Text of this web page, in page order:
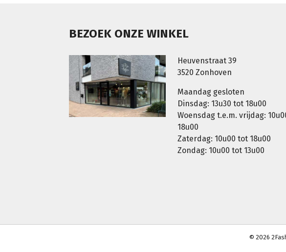
BEZOEK ONZE WINKEL
Heuvenstraat 39
3520 Zonhoven
Maandag gesloten
Dinsdag: 13u30 tot 18u00
Woensdag t.e.m. vrijdag:
18u00
Zaterdag: 10u00 tot 18u00
Zondag: 10u00 tot 13u00
© 2026